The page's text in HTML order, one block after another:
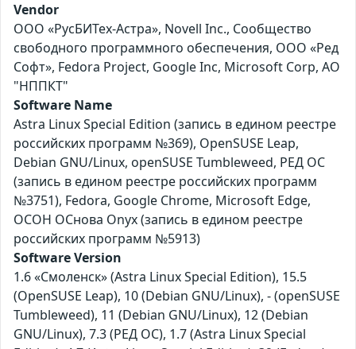
Vendor
ООО «РусБИТех-Астра», Novell Inc., Сообщество
свободного программного обеспечения, ООО «Ред
Софт», Fedora Project, Google Inc, Microsoft Corp, АО
"НППКТ"
Software Name
Astra Linux Special Edition (запись в едином реестре
российских программ №369), OpenSUSE Leap,
Debian GNU/Linux, openSUSE Tumbleweed, РЕД ОС
(запись в едином реестре российских программ
№3751), Fedora, Google Chrome, Microsoft Edge,
ОСОН ОСнова Оnyx (запись в едином реестре
российских программ №5913)
Software Version
1.6 «Смоленск» (Astra Linux Special Edition), 15.5
(OpenSUSE Leap), 10 (Debian GNU/Linux), - (openSUSE
Tumbleweed), 11 (Debian GNU/Linux), 12 (Debian
GNU/Linux), 7.3 (РЕД ОС), 1.7 (Astra Linux Special